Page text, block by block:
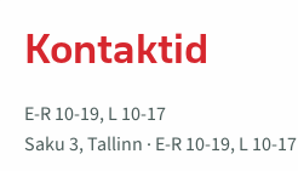
Kontaktid
E-R 10-19, L 10-17
Saku 3, Tallinn · E-R 10-19, L 10-17